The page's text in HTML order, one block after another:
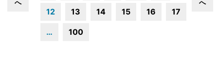
へ
12 13 14 15 16 17
… 100
へ